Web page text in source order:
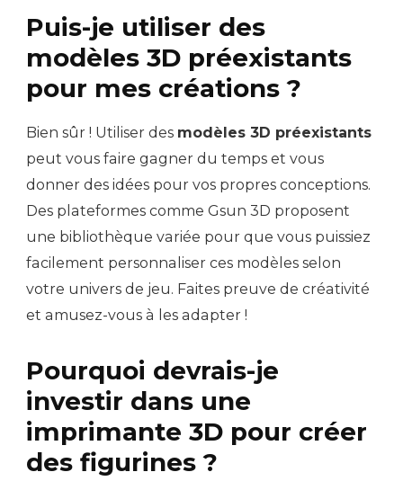
Puis-je utiliser des
modèles 3D préexistants
pour mes créations ?
Bien sûr ! Utiliser des modèles 3D préexistants
peut vous faire gagner du temps et vous
donner des idées pour vos propres conceptions.
Des plateformes comme Gsun 3D proposent
une bibliothèque variée pour que vous puissiez
facilement personnaliser ces modèles selon
votre univers de jeu. Faites preuve de créativité
et amusez-vous à les adapter !
Pourquoi devrais-je
investir dans une
imprimante 3D pour créer
des figurines ?